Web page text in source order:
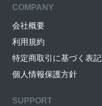
COMPANY
会社概要
利用規約
特定商取引に基づく表記
個人情報保護方針
SUPPORT